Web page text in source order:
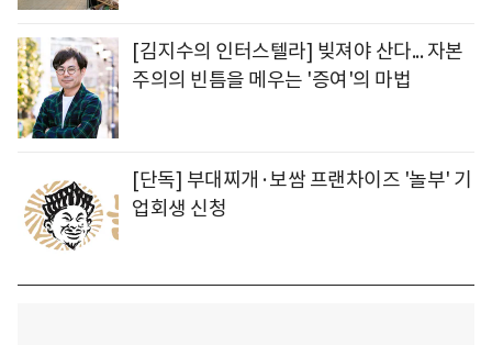
[김지수의 인터스텔라] 빚져야 산다... 자본
주의의 빈틈을 메우는 '증여'의 마법
[단독] 부대찌개·보쌈 프랜차이즈 '놀부' 기
업회생 신청